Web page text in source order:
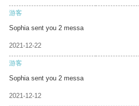
游客
Sophia sent you 2 messa
2021-12-22
游客
Sophia sent you 2 messa
2021-12-12